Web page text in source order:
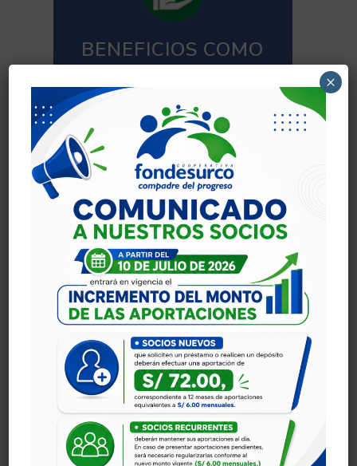
BENEFICIOS COMO
Adelanto de
sueldo
Asignación por
productividad
Bonificación por
titulación
Permisos con
goce de haber
Financiamiento
EPS
Créditos
administrativos
Financiamiento
de estudios
×